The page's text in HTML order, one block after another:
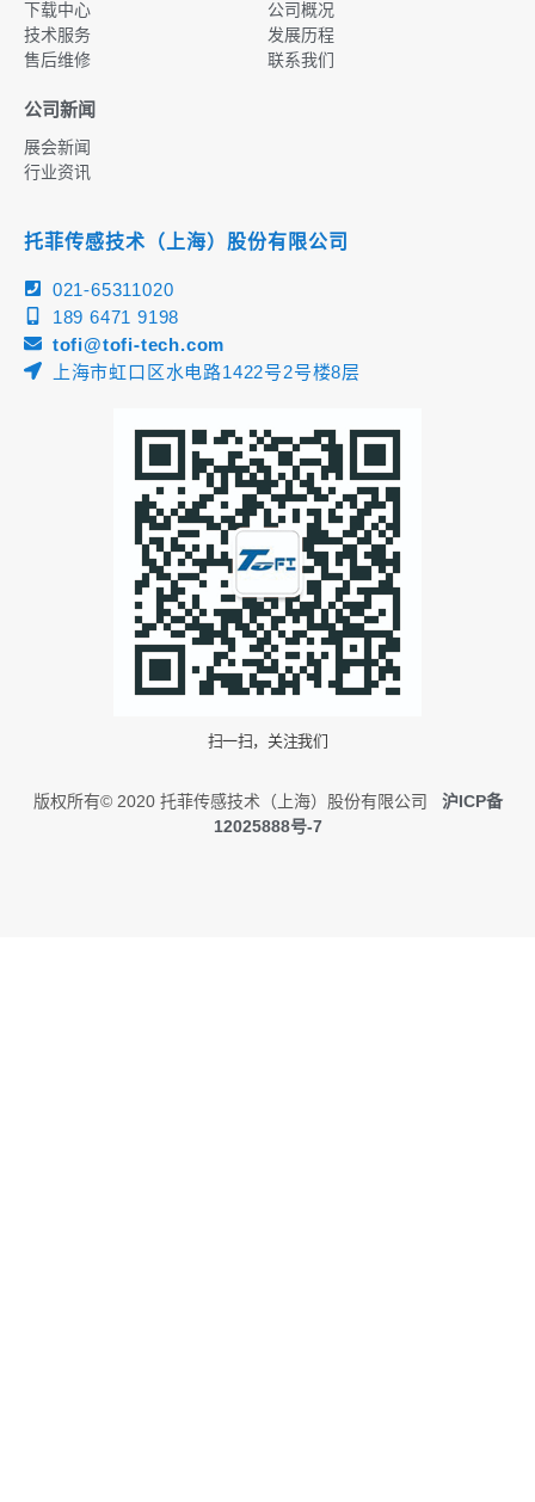
下载中心
技术服务
售后维修
公司概况
发展历程
联系我们
公司新闻
展会新闻
行业资讯
托菲传感技术（上海）股份有限公司
021-65311020
189 6471 9198
tofi@tofi-tech.com
上海市虹口区水电路1422号2号楼8层
扫一扫，关注我们
版权所有© 2020 托菲传感技术（上海）股份有限公司
沪ICP备
12025888号-7